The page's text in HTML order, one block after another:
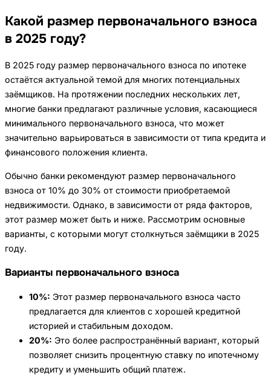
Какой размер первоначального взноса
в 2025 году?
В 2025 году размер первоначального взноса по ипотеке
остаётся актуальной темой для многих потенциальных
заёмщиков. На протяжении последних нескольких лет,
многие банки предлагают различные условия, касающиеся
минимального первоначального взноса, что может
значительно варьироваться в зависимости от типа кредита и
финансового положения клиента.
Обычно банки рекомендуют размер первоначального
взноса от 10% до 30% от стоимости приобретаемой
недвижимости. Однако, в зависимости от ряда факторов,
этот размер может быть и ниже. Рассмотрим основные
варианты, с которыми могут столкнуться заёмщики в 2025
году.
Варианты первоначального взноса
10%: Этот размер первоначального взноса часто
предлагается для клиентов с хорошей кредитной
историей и стабильным доходом.
20%: Это более распространённый вариант, который
позволяет снизить процентную ставку по ипотечному
кредиту и уменьшить общий платеж.